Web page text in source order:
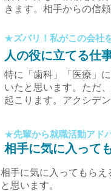
きます。相手からの信
​★ズバリ！私がこの会社
人の役に立てる仕
特に「歯科」「医療」
いたと思います。ただ
起こります。アクシデ
​★先輩から就職活動アド
相手に気に入って
相手に気に入ってもら
と思います。